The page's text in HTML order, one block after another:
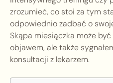
zrozumieć, co stoi za tym
odpowiednio zadbać o
Skąpa miesiączka może
objawem, ale także
konsultacji z lekarzem.